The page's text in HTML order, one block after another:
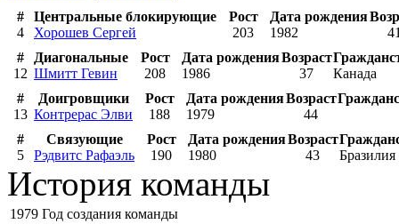
# Центральные блокирующие Рост Дата рождения
4
Хорошев Сергей 203 1982
#
Диагональные Рост Дата рожденияВозраст
12 Шмитт Гевин 208 1986 37
Канада
#
Доигровщики Рост Дата рожденияВозраст
13 Контрерас Элви 188 1979
44
#
Связующие Рост Дата рожденияВозраст
5
Рэдвитс Рафаэль 190 1980 43 Бразилия
История команды
1979 Год создания команды